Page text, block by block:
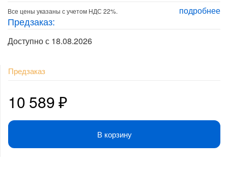
подробнее
Все цены указаны с учетом НДС 22%.
Предзаказ:
Доступно с 18.08.2026
Предзаказ
10 589₽
В корзину